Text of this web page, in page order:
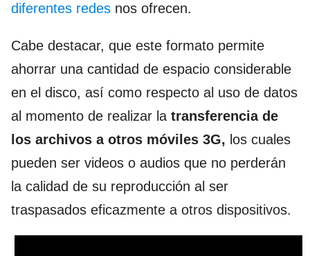
diferentes redes nos ofrecen.
Cabe destacar, que este formato permite
ahorrar una cantidad de espacio considerable
en el disco, así como respecto al uso de datos
al momento de realizar la transferencia de
los archivos a otros móviles 3G, los cuales
pueden ser videos o audios que no perderán
la calidad de su reproducción al ser
traspasados eficazmente a otros dispositivos.